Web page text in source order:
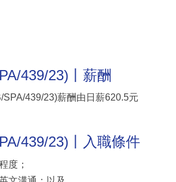
439/23)丨薪酬
439/23)薪酬由日薪620.5元
439/23)丨入職條件
度；